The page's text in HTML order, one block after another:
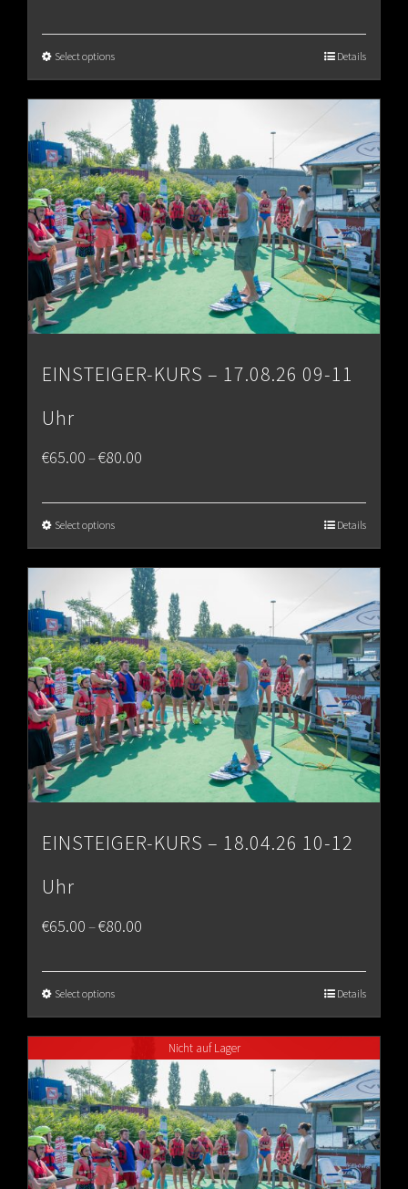
€80.00
Select options Details
EINSTEIGER-KURS – 17.08.26 09-11
Uhr
€65.00–€80.00
€80.00
Select options Details
EINSTEIGER-KURS – 18.04.26 10-12
Uhr
€65.00–€80.00
€80.00
Select options Details
Nicht auf Lager